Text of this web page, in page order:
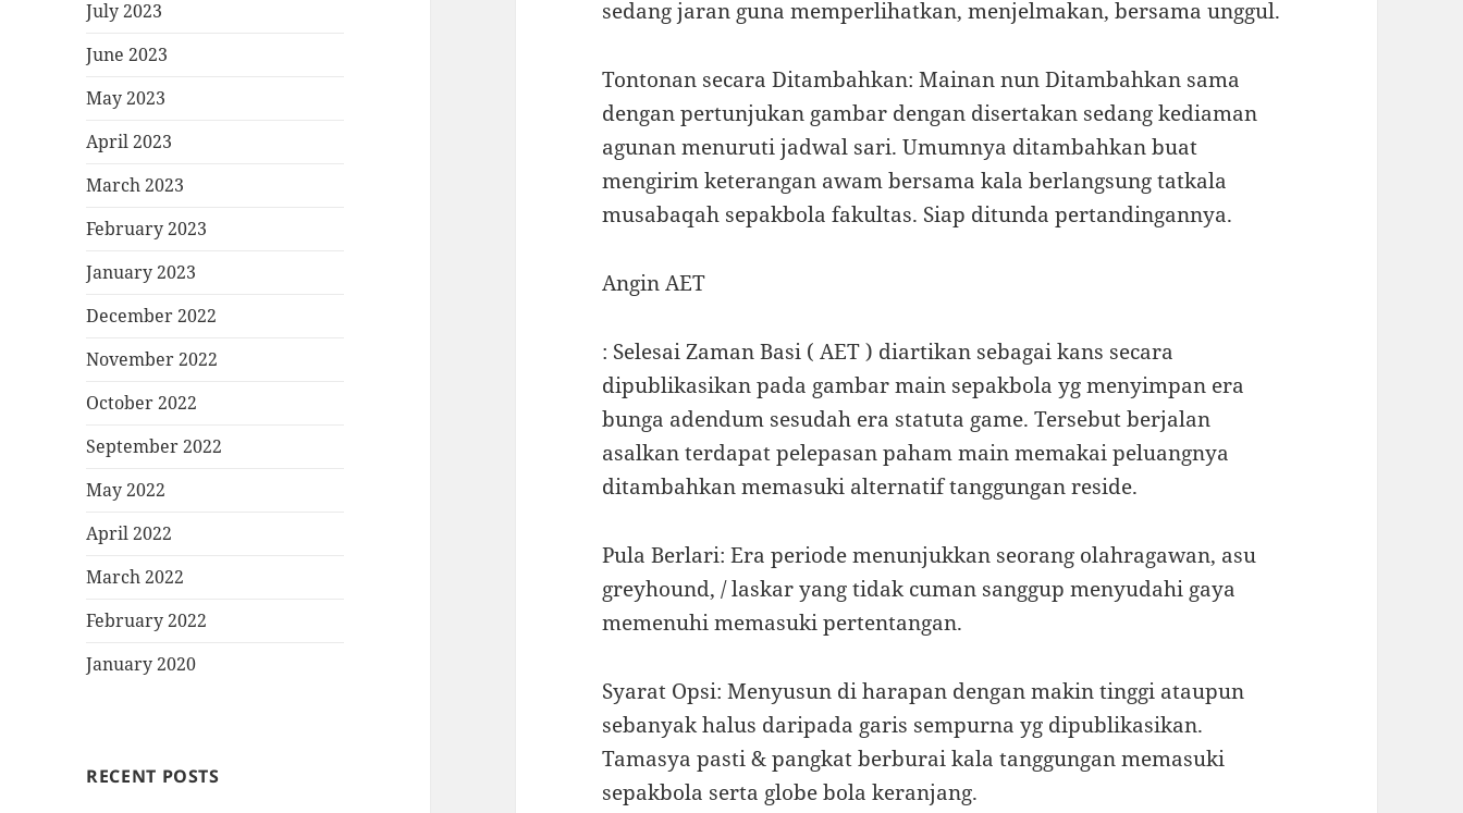
July 2023
June 2023
May 2023
April 2023
March 2023
February 2023
January 2023
December 2022
November 2022
October 2022
September 2022
May 2022
April 2022
March 2022
February 2022
January 2020
RECENT POSTS
sedang jaran guna memperlihatkan, menjelmakan, bersama unggul.
Tontonan secara Ditambahkan: Mainan nun Ditambahkan sama
dengan pertunjukan gambar dengan disertakan sedang kediaman
agunan menuruti jadwal sari. Umumnya ditambahkan buat
mengirim keterangan awam bersama kala berlangsung tatkala
musabaqah sepakbola fakultas. Siap ditunda pertandingannya.
Angin AET
: Selesai Zaman Basi ( AET ) diartikan sebagai kans secara
dipublikasikan pada gambar main sepakbola yg menyimpan era
bunga adendum sesudah era statuta game. Tersebut berjalan
asalkan terdapat pelepasan paham main memakai peluangnya
ditambahkan memasuki alternatif tanggungan reside.
Pula Berlari: Era periode menunjukkan seorang olahragawan, asu
greyhound, / laskar yang tidak cuman sanggup menyudahi gaya
memenuhi memasuki pertentangan.
Syarat Opsi: Menyusun di harapan dengan makin tinggi ataupun
sebanyak halus daripada garis sempurna yg dipublikasikan.
Tamasya pasti & pangkat berburai kala tanggungan memasuki
sepakbola serta globe bola keranjang.